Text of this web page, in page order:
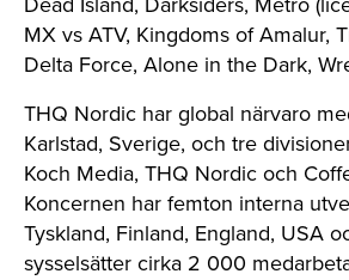
MX vs ATV, Kingdoms of Amalur,
Delta Force, Alone in the Dark,
THQ Nordic har global närvaro
Karlstad, Sverige, och tre
Koch Media, THQ Nordic och
Koncernen har femton interna
Tyskland, Finland, England, USA
sysselsätter cirka 2 000